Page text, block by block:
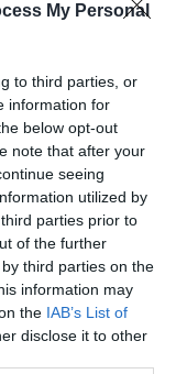
My Personal
to third parties, or
information for
below opt-out
note that after your
seeing
utilized by
parties prior to
of the further
third parties on the
information may
the IAB’s List of
disclose it to other